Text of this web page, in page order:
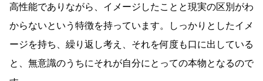
高性能でありながら、イメージしたことと現実の区別がわ
からないという特徴を持っています。しっかりとしたイメ
ージを持ち、繰り返し考え、それを何度も口に出している
と、無意識のうちにそれが自分にとっての本物となるので